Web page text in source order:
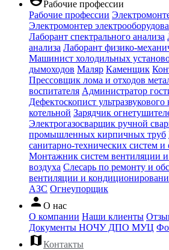
Рабочие профессии
Рабочие профессии
Электромонтер
Лаборант спектрального анализа
анализа Лаборант физико-
Машинист холодильных
дымоходов Маляр Каменщик
Прессовщик лома и отходов
воспитателя Администратор
Дефектоскопист ультразвукового
котельной Зарядчик
Электрогазосварщик ручной
промышленных кирпичных труб
санитарно-технических систем и
Монтажник систем вентиляции
воздуха Слесарь по ремонту и
вентиляции и
АЗС Огнеупорщик
person О нас
О компании Наши клиенты
Документы НОЧУ ДПО МУЦ
mapКонтакты